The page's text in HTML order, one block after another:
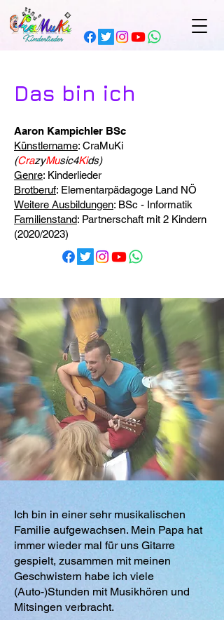
Das bin ich
Aaron Kampichler BSc
Künstlername: CraMuKi
(CrazyMusic4Kids)
Genre: Kinderlieder
Brotberuf: Elementarpädagoge Land NÖ
Weitere Ausbildungen: BSc - Informatik
Familienstand: Partnerschaft mit 2 Kindern
(2020/2023)
Ich bin in einer sehr musikalischen
Familie aufgewachsen. Mein Papa hat
immer wieder mal für uns Gitarre
gespielt, zusammen mit meinen
Geschwistern habe ich viele
(Auto-)Stunden mit Musikhören und
Mitsingen verbracht.